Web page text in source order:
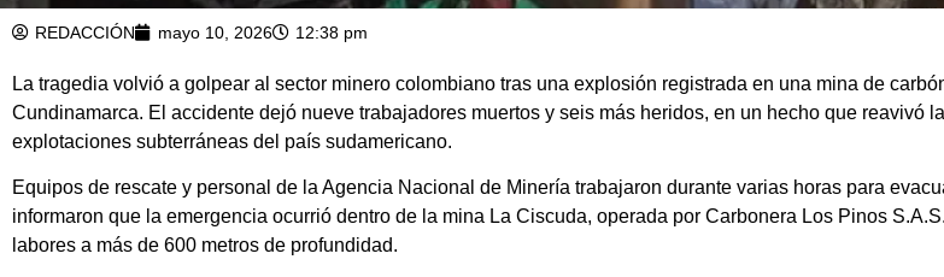
REDACCIÓN mayo 10, 2026 12:38 pm
La tragedia volvió a golpear al sector minero colombiano tras una explosión registrada en una mina de
Cundinamarca. El accidente dejó nueve trabajadores muertos y seis más heridos, en un hecho que reavivó
explotaciones subterráneas del país sudamericano.
Equipos de rescate y personal de la Agencia Nacional de Minería trabajaron durante varias horas para
informaron que la emergencia ocurrió dentro de la mina La Ciscuda, operada por Carbonera Los Pinos
labores a más de 600 metros de profundidad.